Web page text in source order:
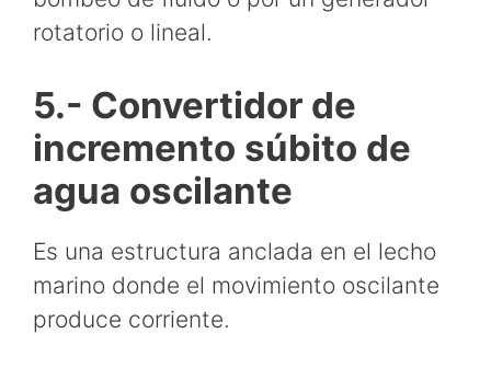
rotatorio o lineal.
5.- Convertidor de
incremento súbito de
agua oscilante
Es una estructura anclada en el lecho
marino donde el movimiento oscilante
produce corriente.